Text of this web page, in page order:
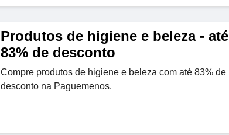
Produtos de higiene e beleza - até
83% de desconto
Compre produtos de higiene e beleza com até 83% de
desconto na Paguemenos.